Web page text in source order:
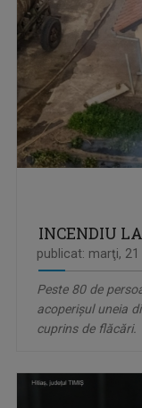
INCENDIU
publicat: marţi,
Peste 80 de
acoperișul uneia
cuprins de flăcări.